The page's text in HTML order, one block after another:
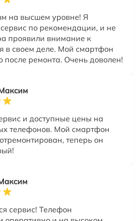
на высшем уровне! Я
сервис по рекомендации, и не
проявили внимание к
в своем деле. Мой смартфон
после ремонта. Очень доволен!
и доступные цены на
телефонов. Мой смартфон
теперь он
сервис! Телефон